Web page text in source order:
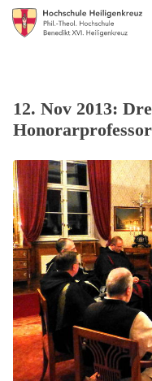
12. Nov 2013: